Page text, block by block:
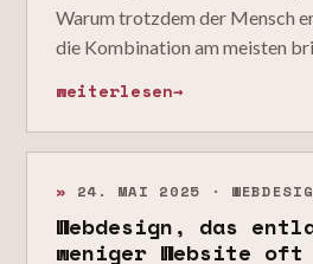
Warum trotzdem der Mensch
die Kombination am meisten
weiterlesen→
» 24. MAI 2025 ·
Webdesign, das
weniger Website